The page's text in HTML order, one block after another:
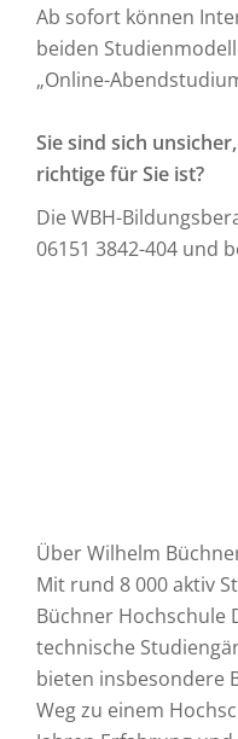
Ab sofort können
beiden
„Online-
Sie sind sich
richtige für Sie ist?
Die WBH-
06151 3842-404 und
Über Wilhelm
Mit rund 8 000 aktiv
Büchner Hochschule
technische
bieten insbesondere
Weg zu einem